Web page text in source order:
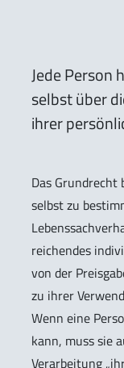
Jede Person
selbst über
ihrer
Das
selbst zu
reichendes
von der
zu ihrer
Wenn eine
kann, muss sie
Verarbeitung